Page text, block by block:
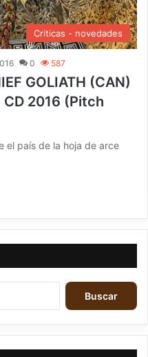
Criticas - novedades
0 587
GOLIATH (CAN)
2016 (Pitch
el país de la hoja de arce
c
a